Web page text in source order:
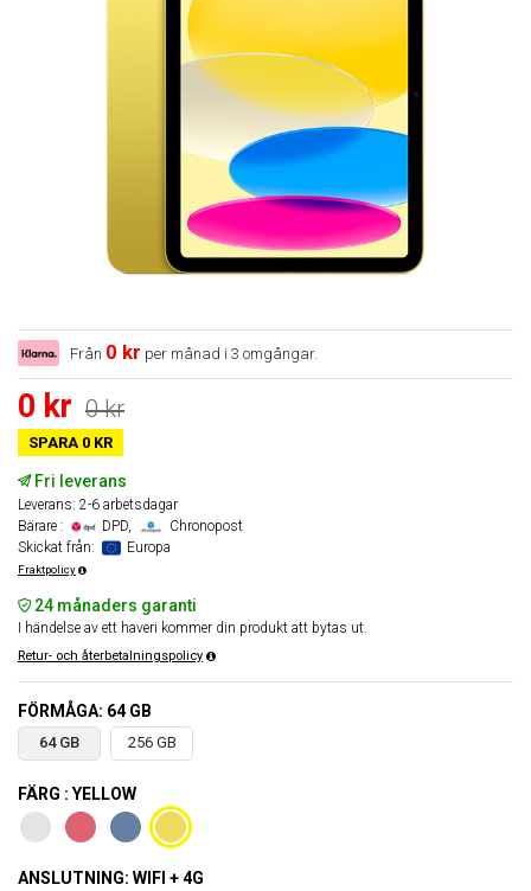
Från 0 kr per månad i 3 omgångar.
0 kr 0 kr
SPARA 0 KR
Fri leverans
Leverans: 2-6 arbetsdagar
Bärare :
DPD,
Chronopost
Skickat från:
Europa
Fraktpolicy
24 månaders garanti
I händelse av ett haveri kommer din produkt att bytas ut.
Retur- och återbetalningspolicy
FÖRMÅGA: 64 GB
64 GB 256 GB
FÄRG : YELLOW
ANSLUTNING: WIFI + 4G